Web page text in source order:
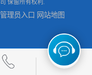
保留所有权利.
管理员入口 网站地图